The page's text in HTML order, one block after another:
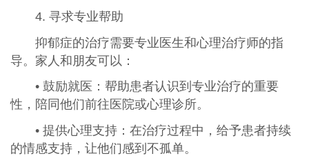
4. 寻求专业帮助
抑郁症的治疗需要专业医生和心理治疗师的指
导。家人和朋友可以：
• 鼓励就医：帮助患者认识到专业治疗的重要
性，陪同他们前往医院或心理诊所。
• 提供心理支持：在治疗过程中，给予患者持续
的情感支持，让他们感到不孤单。